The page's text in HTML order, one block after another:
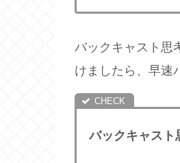
バックキャスト思
けましたら、早速
バックキャスト